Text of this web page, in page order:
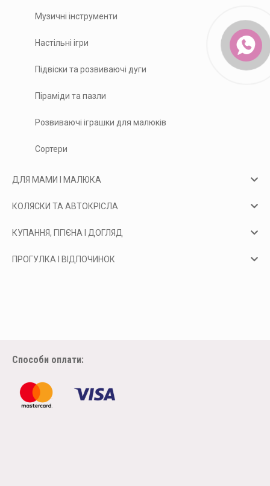
Музичні інструменти
Настільні ігри
Підвіски та розвиваючі дуги
Піраміди та пазли
Розвиваючі іграшки для малюків
Сортери
ДЛЯ МАМИ І МАЛЮКА
КОЛЯСКИ ТА АВТОКРІСЛА
КУПАННЯ, ГІГІЄНА І ДОГЛЯД
ПРОГУЛКА І ВІДПОЧИНОК
Способи оплати: